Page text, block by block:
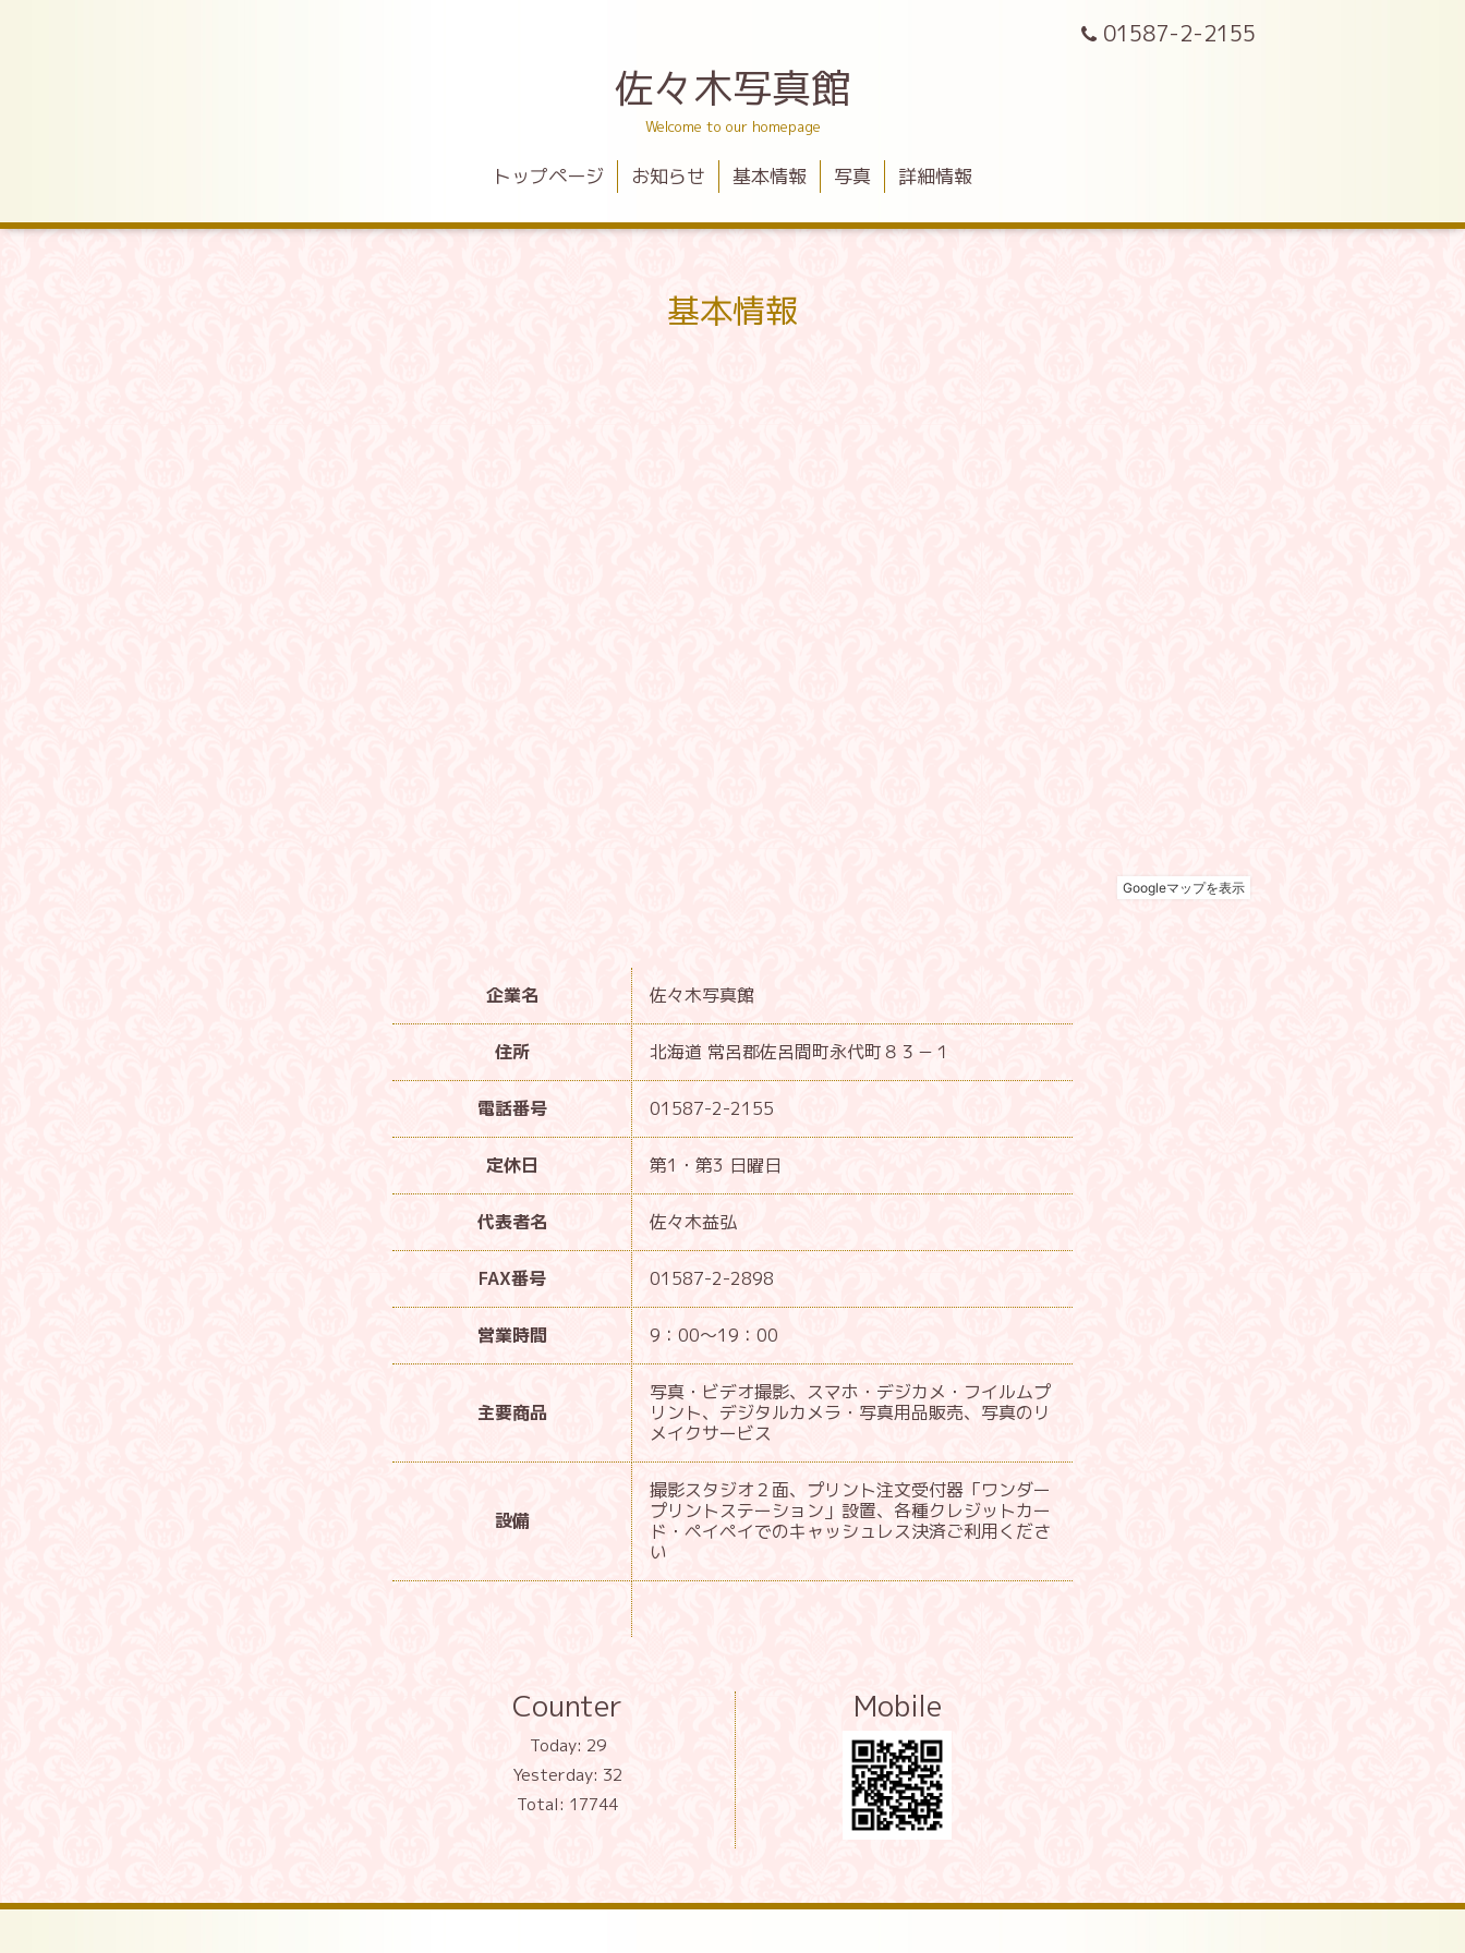
01587-2-2155
佐々木写真館
Welcome to our homepage
トップページ お知らせ 基本情報 写真 詳細情報
基本情報
企業名 佐々木写真館
住所 北海道 常呂郡佐呂間町永代町８３－１
電話番号 01587-2-2155
定休日 第1・第3 日曜日
代表者名 佐々木益弘
FAX番号 01587-2-2898
営業時間 9：00～19：00
主要商品
写真・ビデオ撮影、スマホ・デジカメ・フイルムプ
リント、デジタルカメラ・写真用品販売、写真のリ
メイクサービス
設備
撮影スタジオ２面、プリント注文受付器「ワンダー
プリントステーション」設置、各種クレジットカー
ド・ペイペイでのキャッシュレス決済ご利用くださ
い
Counter
Today: 29
Yesterday: 32
Total: 17744
Mobile